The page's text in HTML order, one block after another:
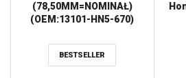
(78,50MM=NOMINAŁ)
(OEM:13101-HN5-670)
BESTSELLER